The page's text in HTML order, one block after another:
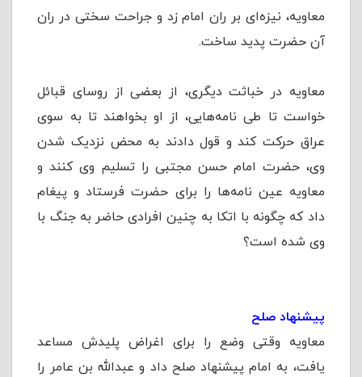
معاویه، نیزه‌ای بر ران امام زد و جراحت سختی در ران
آن حضرت پدید ساخت.
معاویه در خباثت دیگری، از بعضی از روسای قبائل
خواست تا طی نامه‌هایی، از او بخواهند تا به سوی
عراق حرکت کند و قول دادند به محض نزدیک شدن
وی، حضرت امام حسن مجتبی را تسلیم وی کنند و
معاویه عین نامه‌ها را برای حضرت فرستاد و پیغام
داد که چگونه با اتکا به چنین افرادی حاضر به جنگ با
وی شده است؟
پیشنهاد صلح
معاویه وقتی وضع را برای اغراض پلیدش مساعد
یافت، به امام پیشنهاد صلح داد و عبدالله بن عامر را